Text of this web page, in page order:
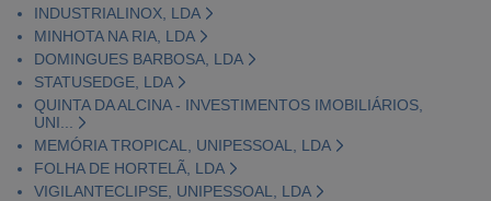
INDUSTRIALINOX, LDA
MINHOTA NA RIA, LDA
DOMINGUES BARBOSA, LDA
STATUSEDGE, LDA
QUINTA DA ALCINA - INVESTIMENTOS IMOBILIÁRIOS,
UNI...
MEMÓRIA TROPICAL, UNIPESSOAL, LDA
FOLHA DE HORTELÃ, LDA
VIGILANTECLIPSE, UNIPESSOAL, LDA